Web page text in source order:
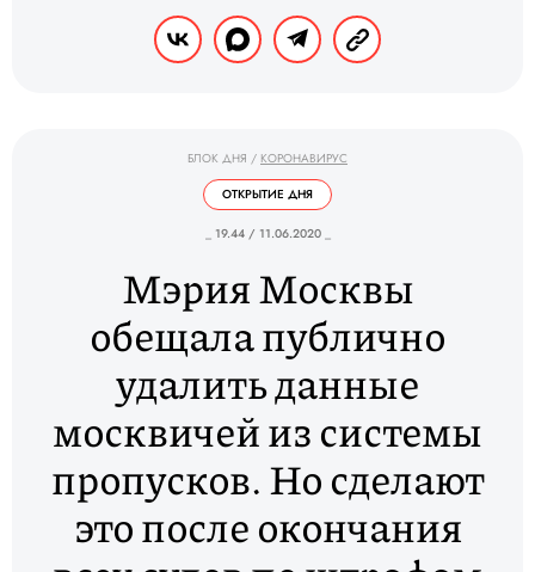
БЛОК ДНЯ / КОРОНАВИРУС
ОТКРЫТИЕ ДНЯ
_ 19.44 / 11.06.2020 _
Мэрия Москвы
обещала публично
удалить данные
москвичей из системы
пропусков. Но сделают
это после окончания